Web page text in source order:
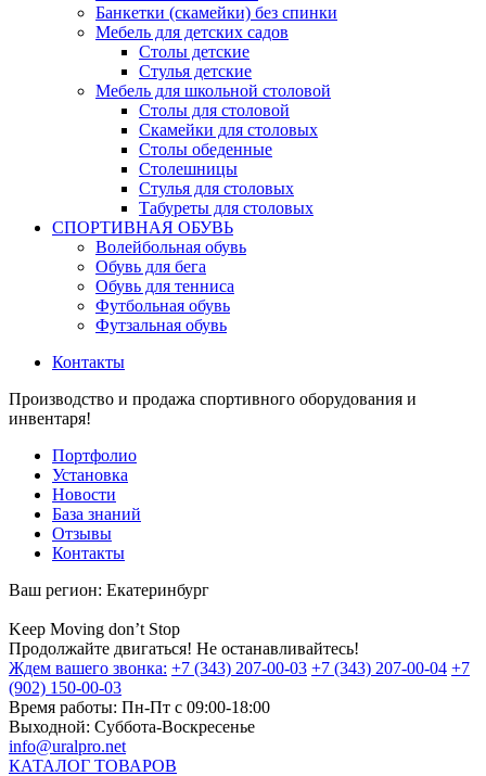
Банкетки (скамейки) без спинки
Мебель для детских садов
Столы детские
Стулья детские
Мебель для школьной столовой
Столы для столовой
Скамейки для столовых
Столы обеденные
Столешницы
Стулья для столовых
Табуреты для столовых
СПОРТИВНАЯ ОБУВЬ
Волейбольная обувь
Обувь для бега
Обувь для тенниса
Футбольная обувь
Футзальная обувь
Контакты
Производство и продажа спортивного оборудования и
инвентаря!
Портфолио
Установка
Новости
База знаний
Отзывы
Контакты
Ваш регион: Екатеринбург
Keep Moving don’t Stop
Продолжайте двигаться! Не останавливайтесь!
Ждем вашего звонка: +7 (343) 207-00-03 +7 (343) 207-00-04 +7
(902) 150-00-03
Время работы: Пн-Пт с 09:00-18:00
Выходной: Суббота-Воскресенье
info@uralpro.net
КАТАЛОГ ТОВАРОВ